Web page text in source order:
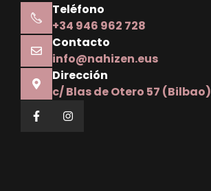
Teléfono
+34 946 962 728
Contacto
info@nahizen.eus
Dirección
c/ Blas de Otero 57 (Bilbao)